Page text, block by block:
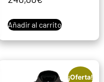
Añadir al carrito
¡Oferta!